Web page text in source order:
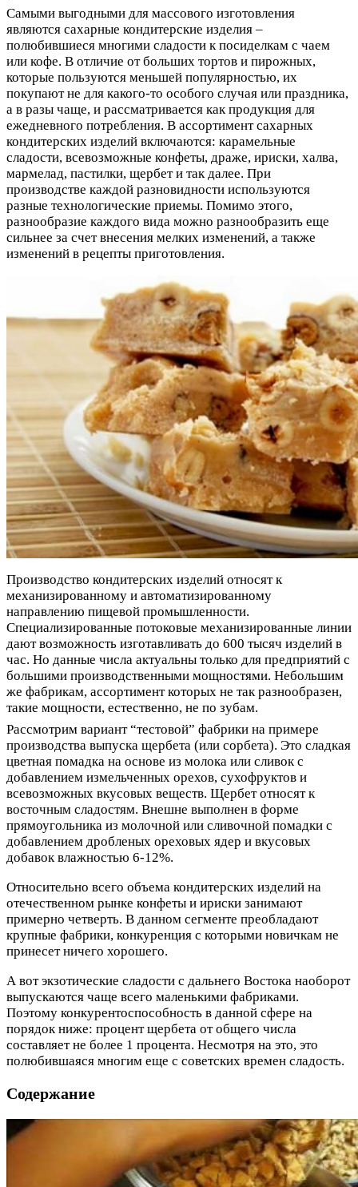
Самыми выгодными для массового изготовления
являются сахарные кондитерские изделия –
полюбившиеся многими сладости к посиделкам с чаем
или кофе. В отличие от больших тортов и пирожных,
которые пользуются меньшей популярностью, их
покупают не для какого-то особого случая или праздника,
а в разы чаще, и рассматривается как продукция для
ежедневного потребления. В ассортимент сахарных
кондитерских изделий включаются: карамельные
сладости, всевозможные конфеты, драже, ириски, халва,
мармелад, пастилки, щербет и так далее. При
производстве каждой разновидности используются
разные технологические приемы. Помимо этого,
разнообразие каждого вида можно разнообразить еще
сильнее за счет внесения мелких изменений, а также
изменений в рецепты приготовления.
Производство кондитерских изделий относят к
механизированному и автоматизированному
направлению пищевой промышленности.
Специализированные потоковые механизированные линии
дают возможность изготавливать до 600 тысяч изделий в
час. Но данные числа актуальны только для предприятий с
большими производственными мощностями. Небольшим
же фабрикам, ассортимент которых не так разнообразен,
такие мощности, естественно, не по зубам.
Рассмотрим вариант “тестовой” фабрики на примере
производства выпуска щербета (или сорбета). Это сладкая
цветная помадка на основе из молока или сливок с
добавлением измельченных орехов, сухофруктов и
всевозможных вкусовых веществ. Щербет относят к
восточным сладостям. Внешне выполнен в форме
прямоугольника из молочной или сливочной помадки с
добавлением дробленых ореховых ядер и вкусовых
добавок влажностью 6-12%.
Относительно всего объема кондитерских изделий на
отечественном рынке конфеты и ириски занимают
примерно четверть. В данном сегменте преобладают
крупные фабрики, конкуренция с которыми новичкам не
принесет ничего хорошего.
А вот экзотические сладости с дальнего Востока наоборот
выпускаются чаще всего маленькими фабриками.
Поэтому конкурентоспособность в данной сфере на
порядок ниже: процент щербета от общего числа
составляет не более 1 процента. Несмотря на это, это
полюбившаяся многим еще с советских времен сладость.
Содержание